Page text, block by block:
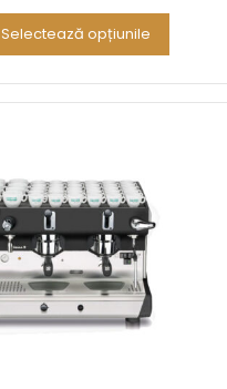
Selectează opțiunile